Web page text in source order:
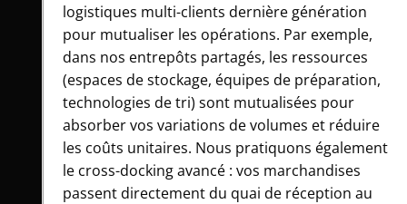
logistiques multi-clients dernière génération
pour mutualiser les opérations. Par exemple,
dans nos entrepôts partagés, les ressources
(espaces de stockage, équipes de préparation,
technologies de tri) sont mutualisées pour
absorber vos variations de volumes et réduire
les coûts unitaires. Nous pratiquons également
le cross-docking avancé : vos marchandises
passent directement du quai de réception au